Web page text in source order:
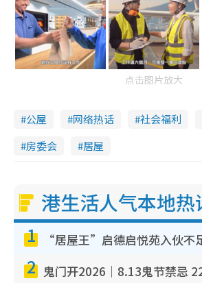
点击图片放大
公屋 网络热话 社会福利
房委会
居屋
港生活人气本地热
1
2